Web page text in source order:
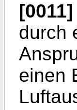
[0011]
durch
einen